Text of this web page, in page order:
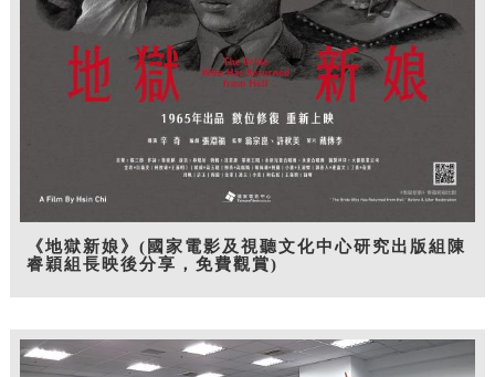
《地獄新娘》(國家電影及視聽文化中心研究出版組陳
睿穎組長映後分享，免費觀賞)